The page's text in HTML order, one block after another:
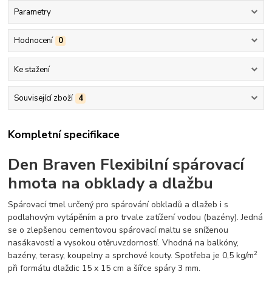
Parametry
Hodnocení 0
Ke stažení
Související zboží 4
Kompletní specifikace
Den Braven Flexibilní spárovací
hmota na obklady a dlažbu
Spárovací tmel určený pro spárování obkladů a dlažeb i s
podlahovým vytápěním a pro trvale zatížení vodou (bazény). Jedná
se o zlepšenou cementovou spárovací maltu se sníženou
nasákavostí a vysokou otěruvzdorností. Vhodná na balkóny,
bazény, terasy, koupelny a sprchové kouty. Spotřeba je 0,5 kg/m2
při formátu dlaždic 15 x 15 cm a šířce spáry 3 mm.